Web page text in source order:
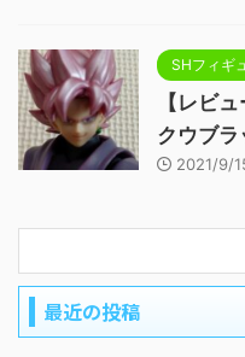
SHフィギ
【レビ
クウブ
2021/9/
最近の投稿